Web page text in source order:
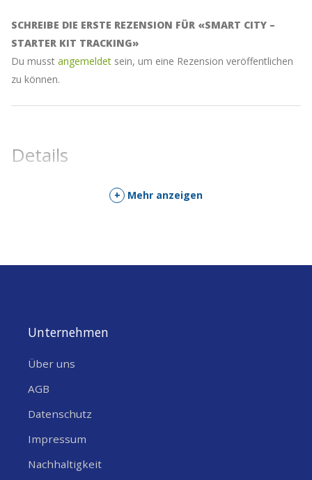
SCHREIBE DIE ERSTE REZENSION FÜR «SMART CITY –
STARTER KIT TRACKING»
Du musst angemeldet sein, um eine Rezension veröffentlichen
zu können.
Details
+ Mehr anzeigen
Unternehmen
Über uns
AGB
Datenschutz
Impressum
Nachhaltigkeit